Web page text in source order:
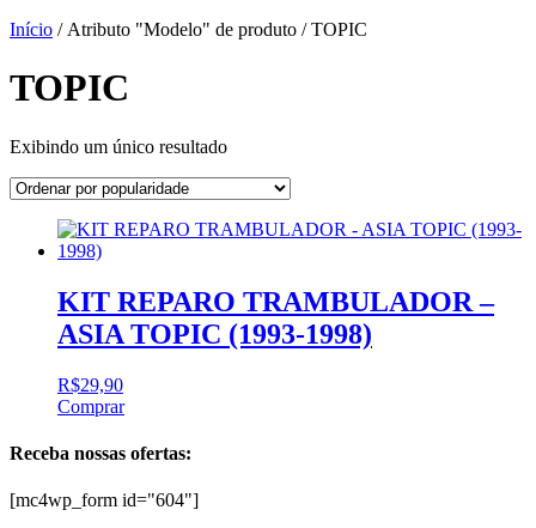
Início / Atributo "Modelo" de produto / TOPIC
TOPIC
Exibindo um único resultado
KIT REPARO TRAMBULADOR –
ASIA TOPIC (1993-1998)
R$29,90
Comprar
Receba nossas ofertas:
[mc4wp_form id="604"]